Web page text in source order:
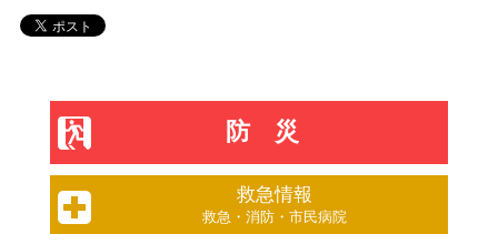
防災
救急情報
救急・消防・市民病院